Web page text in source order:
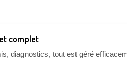
complet
diagnostics, tout est géré